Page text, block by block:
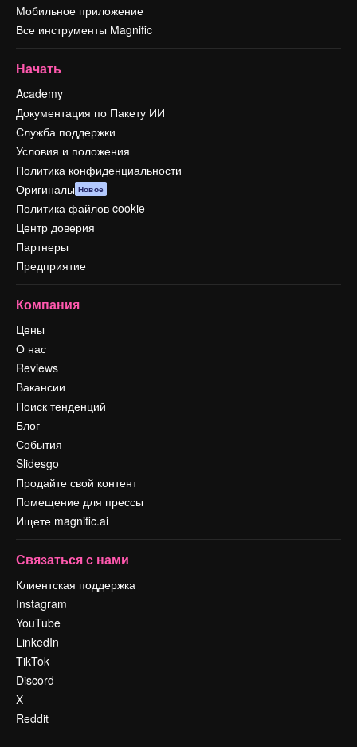
Мобильное приложение
Все инструменты Magnific
Начать
Academy
Документация по Пакету ИИ
Служба поддержки
Условия и положения
Политика конфиденциальности
Оригиналы Новое
Политика файлов cookie
Центр доверия
Партнеры
Предприятие
Компания
Цены
О нас
Reviews
Вакансии
Поиск тенденций
Блог
События
Slidesgo
Продайте свой контент
Помещение для прессы
Ищете magnific.ai
Связаться с нами
Клиентская поддержка
Instagram
YouTube
LinkedIn
TikTok
Discord
X
Reddit